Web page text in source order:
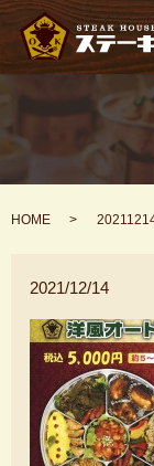
HOME
2021/12/14